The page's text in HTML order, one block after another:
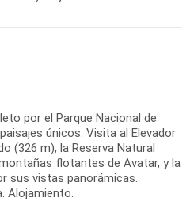
por el Parque Nacional de
únicos. Visita al Elevador
(326 m), la Reserva Natural
flotantes de Avatar, y la
sus vistas panorámicas.